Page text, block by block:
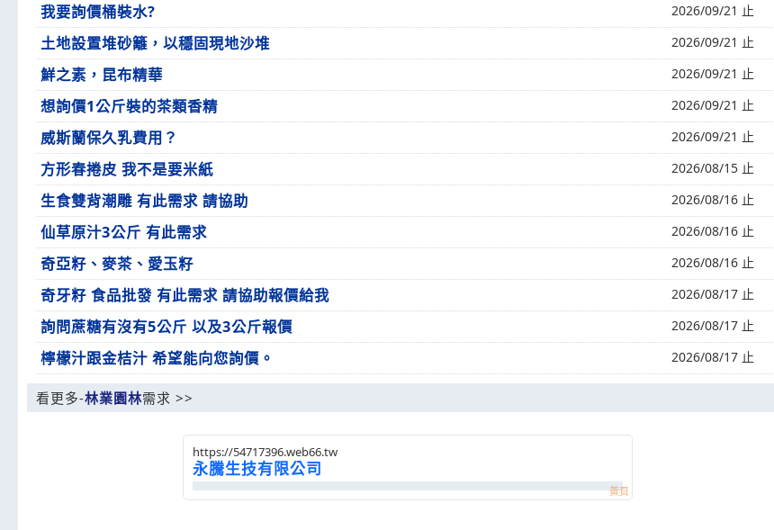
我要詢價桶裝水? 2026/09/21 止
土地設置堆砂籬，以穩固現地沙堆 2026/09/21 止
鮮之素，昆布精華 2026/09/21 止
想詢價1公斤裝的茶類香精 2026/09/21 止
威斯蘭保久乳費用？ 2026/09/21 止
方形春捲皮 我不是要米紙 2026/08/15 止
生食雙背潮雕 有此需求 請協助 2026/08/16 止
仙草原汁3公斤 有此需求 2026/08/16 止
奇亞籽、麥茶、愛玉籽 2026/08/16 止
奇牙籽 食品批發 有此需求 請協助報價給我 2026/08/17 止
詢問蔗糖有沒有5公斤 以及3公斤報價 2026/08/17 止
檸檬汁跟金桔汁 希望能向您詢價。 2026/08/17 止
看更多-林業園林需求 >>
https://54717396.web66.tw
永騰生技有限公司